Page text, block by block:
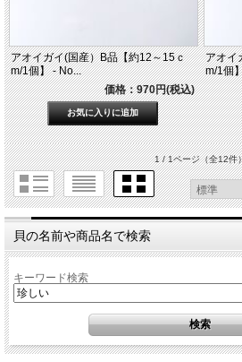
アオイガイ(国産）B品【約12～15ｃ
m/1個】 - No...
価格：970円(税込)
アオイ
m/1個
1 / 1ページ（全12件
貝の名前や商品名で検索
キーワード検索